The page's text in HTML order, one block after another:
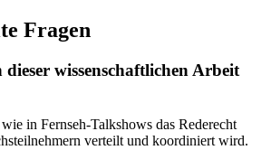
Fragen
wissenschaftlichen Arbeit
in Fernseh-Talkshows das Rederecht
verteilt und koordiniert wird.